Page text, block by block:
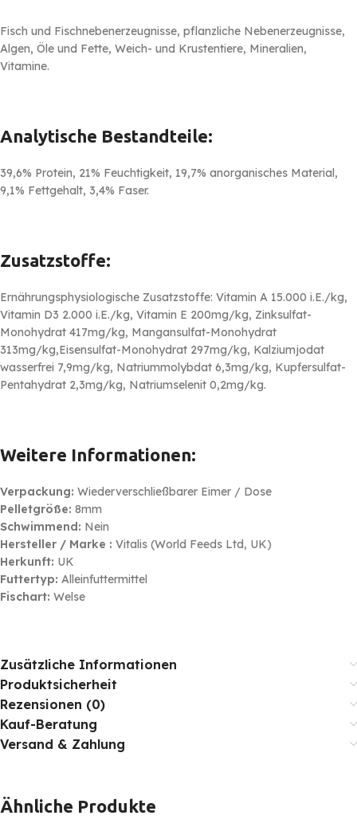
Fisch und Fischnebenerzeugnisse, pflanzliche Nebenerzeugnisse,
Algen, Öle und Fette, Weich- und Krustentiere, Mineralien,
Vitamine.
Analytische Bestandteile:
39,6% Protein, 21% Feuchtigkeit, 19,7% anorganisches Material,
9,1% Fettgehalt, 3,4% Faser.
Zusatzstoffe:
Ernährungsphysiologische Zusatzstoffe: Vitamin A 15.000 i.E./kg,
Vitamin D3 2.000 i.E./kg, Vitamin E 200mg/kg, Zinksulfat-
Monohydrat 417mg/kg, Mangansulfat-Monohydrat
313mg/kg,Eisensulfat-Monohydrat 297mg/kg, Kalziumjodat
wasserfrei 7,9mg/kg, Natriummolybdat 6,3mg/kg, Kupfersulfat-
Pentahydrat 2,3mg/kg, Natriumselenit 0,2mg/kg.
Weitere Informationen:
Verpackung: Wiederverschließbarer Eimer / Dose
Pelletgröße: 8mm
Schwimmend: Nein
Hersteller / Marke : Vitalis (World Feeds Ltd, UK)
Herkunft: UK
Futtertyp: Alleinfuttermittel
Fischart: Welse
Zusätzliche Informationen
Produktsicherheit
Rezensionen (0)
Kauf-Beratung
Versand & Zahlung
Ähnliche Produkte